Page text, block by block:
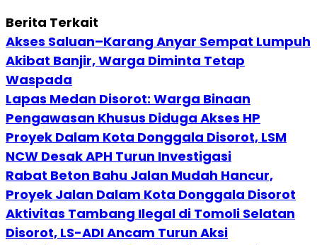
Berita Terkait
Akses Saluan–Karang Anyar Sempat Lumpuh
Akibat Banjir, Warga Diminta Tetap
Waspada
Lapas Medan Disorot: Warga Binaan
Pengawasan Khusus Diduga Akses HP
Proyek Dalam Kota Donggala Disorot, LSM
NCW Desak APH Turun Investigasi
Rabat Beton Bahu Jalan Mudah Hancur,
Proyek Jalan Dalam Kota Donggala Disorot
Aktivitas Tambang Ilegal di Tomoli Selatan
Disorot, LS-ADI Ancam Turun Aksi